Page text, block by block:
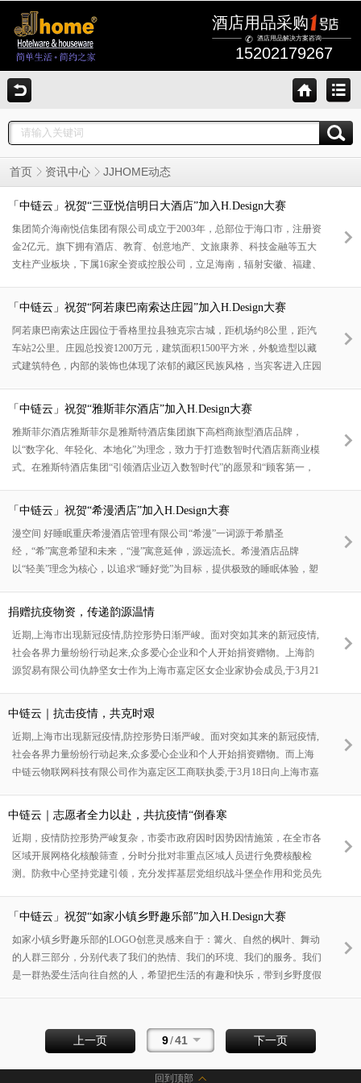
酒店用品采购
酒店用品解决方案咨询
15202179267
首页 资讯中心 JJHOME动态
「中链云」祝贺“三亚悦信明日大酒店”加入H.Design大赛
集团简介海南悦信集团有限公司成立于2003年，总部位于海口市，注册资
金2亿元。旗下拥有酒店、教育、创意地产、文旅康养、科技金融等五大
支柱产业板块，下属16家全资或控股公司，立足海南，辐射安徽、福建、
开拓、竞争拼搏、与时俱进”的企业精神，定位为“美好生活六维运营
展至今，已经成为一家拥有一千多名员工的跨区域大型综合性集团公司。
酒店简介三亚悦信明日大酒店是由海南悦信集团投资建设的高端城市商务
酒
「中链云」祝贺“阿若康巴南索达庄园”加入H.Design大赛
阿若康巴南索达庄园位于香格里拉县独克宗古城，距机场约8公里，距汽
车站2公里。庄园总投资1200万元，建筑面积1500平方米，外貌造型以藏
式建筑特色，内部的装饰也体现了浓郁的藏区民族风格，当宾客进入庄园
标准的客房17间，其中豪华大套房3间，豪华大床房12间，标准双人间2
可满足不同宾客的需求。庄园为适应高速发展的信息社会的要求，酒店内
均有WIFI。庄园的内走廊设计成梯台式的卡座，可休闲服务；如
「中链云」祝贺“雅斯菲尔酒店”加入H.Design大赛
雅斯菲尔酒店雅斯菲尔是雅斯特酒店集团旗下高档商旅型酒店品牌，
以“数字化、年轻化、本地化”为理念，致力于打造数智时代酒店新商业模
式。在雅斯特酒店集团“引领酒店业迈入数智时代”的愿景和“顾客第一，
值主张，发出“Feel it！”的品牌号召，致力于与心态年轻的受众群体建立
国酒店集团规模13强，中国中档酒店品牌8强，创立于2011年。作为国内
最早精准定位中档酒店市场的酒店集团，雅斯特以中档商旅文
「中链云」祝贺“希漫洒店”加入H.Design大赛
漫空间 好睡眠重庆希漫酒店管理有限公司“希漫”一词源于希腊圣
经，“希”寓意希望和未来，“漫”寓意延伸，源远流长。希漫酒店品牌
以“轻美”理念为核心，以追求“睡好觉”为目标，提供极致的睡眠体验，塑
值得信赖的轻中端连锁酒店品牌。酒店为追求品质的商旅客户提供舒适的
不一样的“轻旅行”生活文化。酒店风格酒店位于解放碑中兴路5号（较场
口地铁站4号口正对面）毗邻网红打卡景点十八梯，解放碑，洪崖洞，来
福士和
捐赠抗疫物资，传递韵源温情
近期,上海市出现新冠疫情,防控形势日渐严峻。面对突如其来的新冠疫情,
社会各界力量纷纷行动起来,众多爱心企业和个人开始捐资赠物。上海韵
源贸易有限公司仇静坚女士作为上海市嘉定区女企业家协会成员,于3月21
日迎来上海的春暖花开!”抗击疫情，巾帼有我自本次疫情发生以来，上海
市嘉定区女企业家和女企协会员单位闻令而动，纷纷“报到”，踏上疫情防
控的主战场，勇担社会责任，广泛组织人力、物力参与到疫情阻击战中。
有的派出医护人员奔赴一线，有的组成志愿队伍助力防控，有的每晚
中链云｜抗击疫情，共克时艰
近期,上海市出现新冠疫情,防控形势日渐严峻。面对突如其来的新冠疫情,
社会各界力量纷纷行动起来,众多爱心企业和个人开始捐资赠物。而上海
中链云物联网科技有限公司作为嘉定区工商联执委,于3月18日向上海市嘉
早日迎来上海的春暖花开!”中链云 | 为抗疫贡献一份力量是企业的责任作
为嘉定区工商联执委，仇静坚女士在发生疫情第一轮全员核酸结束解封
后，主动联系上海市嘉定区工商联王宇伟书记，要捐防疫物资给医护人员
和志愿者，王书记马上安排联系了嘉定区卫健委相关领导，联系具体
中链云｜志愿者全力以赴，共抗疫情“倒春寒
近期，疫情防控形势严峻复杂，市委市政府因时因势因情施策，在全市各
区域开展网格化核酸筛查，分时分批对非重点区域人员进行免费核酸检
测。防救中心坚持党建引领，充分发挥基层党组织战斗堡垒作用和党员先
应急支援”的使命担当，发扬“顶在前面、冲在一线、召之即来、来之能
情“防御者”、平安“守护人”。全力响应，光速奔赴3月20日早上，在接到
嘉定区嘉定新城白银三街坊龙湖蔚澜香醍全员核酸检测志愿者紧急招募令
后，&
「中链云」祝贺“如家小镇乡野趣乐部”加入H.Design大赛
如家小镇乡野趣乐部的LOGO创意灵感来自于：篝火、自然的枫叶、舞动
的人群三部分，分别代表了我们的热情、我们的环境、我们的服务。我们
是一群热爱生活向往自然的人，希望把生活的有趣和快乐，带到乡野度假
牌。以度假住宿体验为根本，深度结合多样的度假、住宿、餐饮、运动娱
乐、手作体验、自驾露营、户外教育、特色农贸等综合内容产品于一体，
上一页 9/41 下一页
回到顶部